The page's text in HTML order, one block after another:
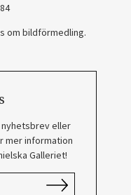
om bildförmedling.
eller
mer information
Galleriet!